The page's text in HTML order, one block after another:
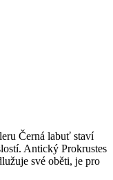
Černá labuť staví
Antický Prokrustes
své oběti, je pro